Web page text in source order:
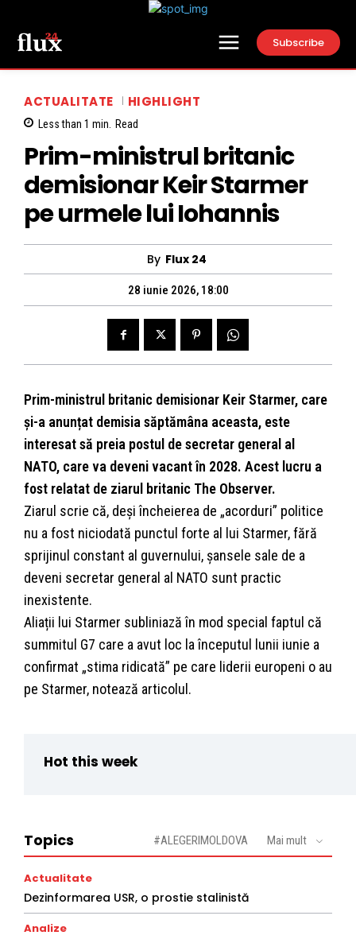
Subscribe
ACTUALITATE HIGHLIGHT
Less than 1 min. Read
Prim-ministrul britanic
demisionar Keir Starmer
pe urmele lui Iohannis
By Flux 24
28 iunie 2026, 18:00
Prim-ministrul britanic demisionar Keir Starmer, care
și-a anunțat demisia săptămâna aceasta, este
interesat să preia postul de secretar general al
NATO, care va deveni vacant în 2028. Acest lucru a
fost relatat de ziarul britanic The Observer.
Ziarul scrie că, deși încheierea de „acorduri” politice
nu a fost niciodată punctul forte al lui Starmer, fără
sprijinul constant al guvernului, șansele sale de a
deveni secretar general al NATO sunt practic
inexistente.
Aliații lui Starmer subliniază în mod special faptul că
summitul G7 care a avut loc la începutul lunii iunie a
confirmat „stima ridicată” pe care liderii europeni o au
pe Starmer, notează articolul.
Hot this week
Topics #ALEGERIMOLDOVA Mai mult
Actualitate
Dezinformarea USR, o prostie stalinistă
Analize